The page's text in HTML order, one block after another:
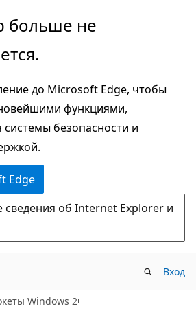
больше не
до Microsoft Edge, чтобы
функциями,
безопасности и
Edge
об Internet Explorer и
Вход
Windows 2